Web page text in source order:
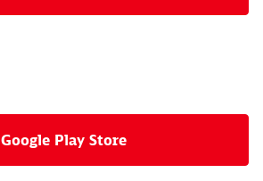
Google Play Store